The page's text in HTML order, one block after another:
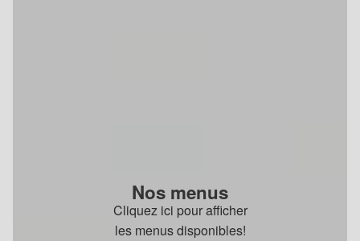
Nos menus
Cliquez ici pour afficher
les menus disponibles!